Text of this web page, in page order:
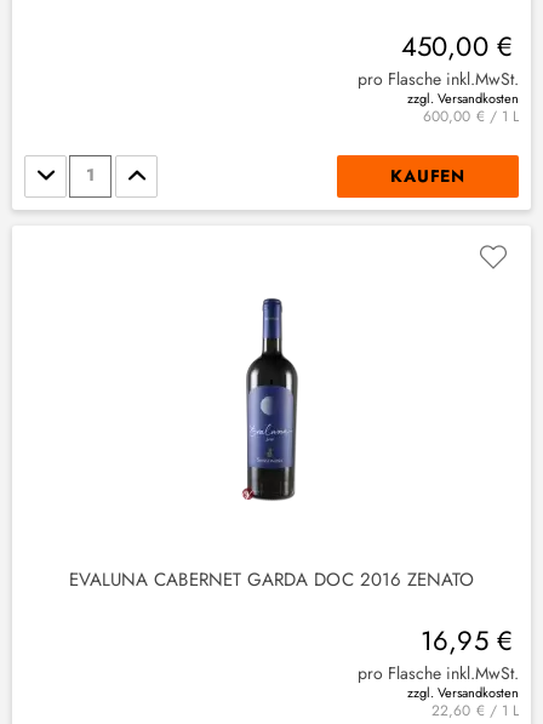
450,00 €
pro Flasche inkl.MwSt.
zzgl. Versandkosten
600,00 € / 1 L
Stückzahl KAUFEN
EVALUNA CABERNET GARDA DOC 2016 ZENATO
16,95 €
pro Flasche inkl.MwSt.
zzgl. Versandkosten
22,60 € / 1 L